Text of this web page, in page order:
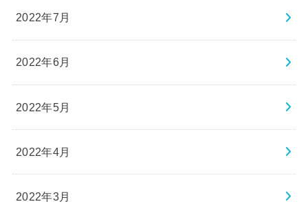
2022年7月
2022年6月
2022年5月
2022年4月
2022年3月